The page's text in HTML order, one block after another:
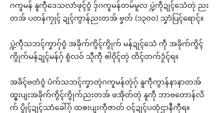
ဂကူမန် နူကဵုဒေသလာံဖုၚ်ဝွံ ဒှ်ဂကူမန်တမ်မူလ ပ္ဍဲကဵုဍုၚ်သေံတုဲ ညး
တအ် ပတန်ကၠုၚ် ဍုၚ်ကွာန်ညးတအ် ဗၞတ် (၁၃၀၀) သၞာံပြၚ်ရောၚ်။
ပ္ဍဲကဵုသဘၚ်ကၞာဂှ်ဝွံ အခိုက်ကွိၚ်ကွိုက် မန်ဍုၚ်သေံ ကဵု အခိုက်ကွိၚ်
ကွိုက်မန်ဍုၚ်မန်ဂှ် စွံလဝ် သီုကဵု ၜါဝိုၚ်တုဲ တိၚ်တက်ဒၟံၚ်ရ။
အခိၚ်ဗတံဝွံ ပံက်သဘၚ်ကၞာတ္ၚဲဂကူမန်တုဲဂှ် နူကဵုကွာန်နာနာတအ်
ထ္ၜးပျးအခိုက်ကွိၚ်ကွိုက်ညးတအ် ဖအိုတ်တုဲ နူကဵု ဘာဗတောန်လိ
က် ပွိုၚ်ဍုၚ်သာံခေါ်ဂှ် ထၜးပျးကဵုဇာတ် ဝၚ်ဍုၚ်ပထုံဌာနဳကီုရ။